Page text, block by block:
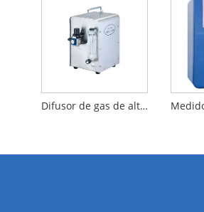
Difusor de gas de alta presión